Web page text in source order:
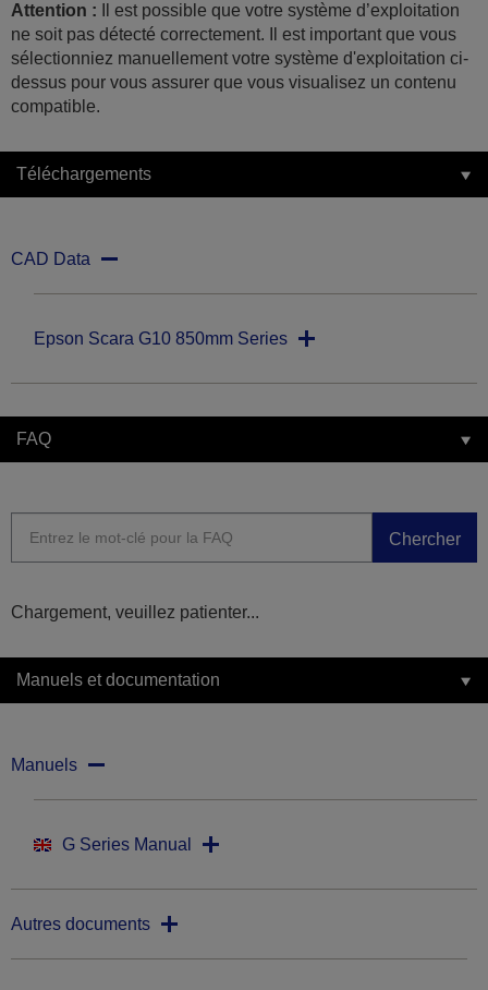
Attention : Il est possible que votre système d’exploitation
ne soit pas détecté correctement. Il est important que vous
sélectionniez manuellement votre système d'exploitation ci-
dessus pour vous assurer que vous visualisez un contenu
compatible.
Téléchargements
CAD Data
Epson Scara G10 850mm Series
FAQ
Chercher
Chargement, veuillez patienter...
Manuels et documentation
Manuels
G Series Manual
Autres documents